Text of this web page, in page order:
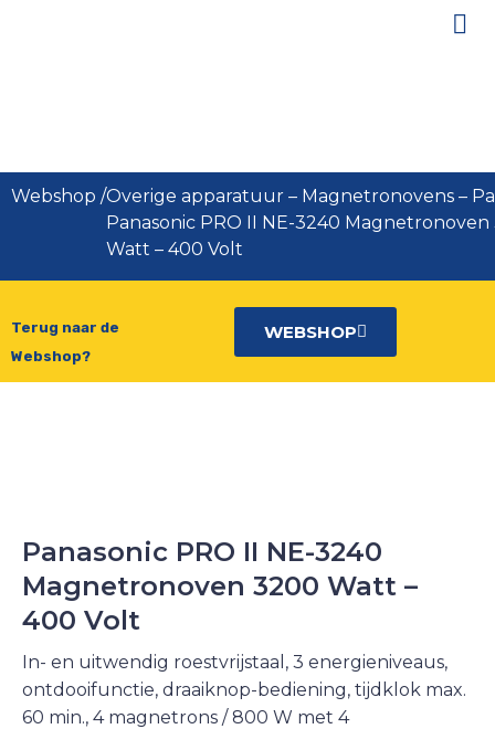
Webshop /Overige apparatuur – Magnetronovens –
Panasonic PRO II NE-3240
Watt – 400 Volt
Terug naar de
Webshop?
WEBSHOP
Panasonic PRO II NE-3240
Magnetronoven 3200 Watt –
400 Volt
In- en uitwendig roestvrijstaal, 3 energieniveaus,
ontdooifunctie, draaiknop-bediening, tijdklok max.
60 min., 4 magnetrons / 800 W met 4